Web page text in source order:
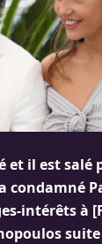
et il est salé
condamné
intérêts à